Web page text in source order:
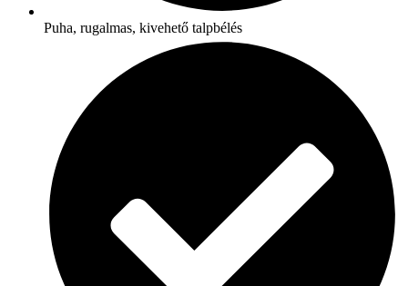
Puha, rugalmas, kivehető talpbélés